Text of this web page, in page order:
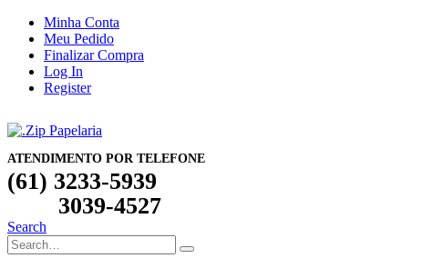
Minha Conta
Meu Pedido
Finalizar Compra
Log In
Register
ATENDIMENTO POR TELEFONE
(61) 3233-5939
3039-4527
Search